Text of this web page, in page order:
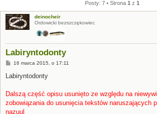
Posty: 7 • Strona 1 z 1
deinocheir
Ordowicki bezszczękowiec
Labiryntodonty
P
s
16 marca 2015, o 17:11
Labiryntodonty
Dalszą część opisu usunięto ze względu na
zobowiązania do usunięcia tekstów naruszających
nazuul